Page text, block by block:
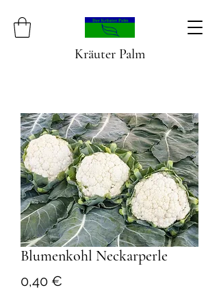
Kräuter Palm
Blumenkohl Neckarperle
0,40 €